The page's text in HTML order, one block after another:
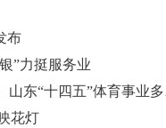
布
”力挺服务业
（
花灯